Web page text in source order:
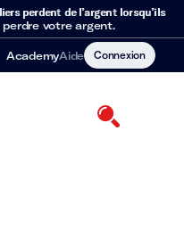
perdent de l’argent lorsqu’ils
perdre votre argent.
AcademyAide Connexion